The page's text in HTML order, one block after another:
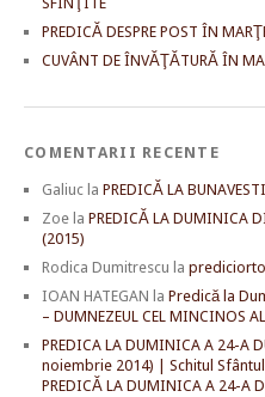
PREDICĂ DESPRE POST ÎN
CUVÂNT DE ÎNVĂŢĂTURĂ ÎN
COMENTARII RECENTE
Galiuc la PREDICĂ LA
Zoe la PREDICĂ LA DUMINICA
(2015)
Rodica Dumitrescu la
IOAN HATEGAN la Predică la
– DUMNEZEUL CEL MINCINOS
PREDICA LA DUMINICA A 24-A
noiembrie 2014) | Schitul
PREDICĂ LA DUMINICA A 24-A